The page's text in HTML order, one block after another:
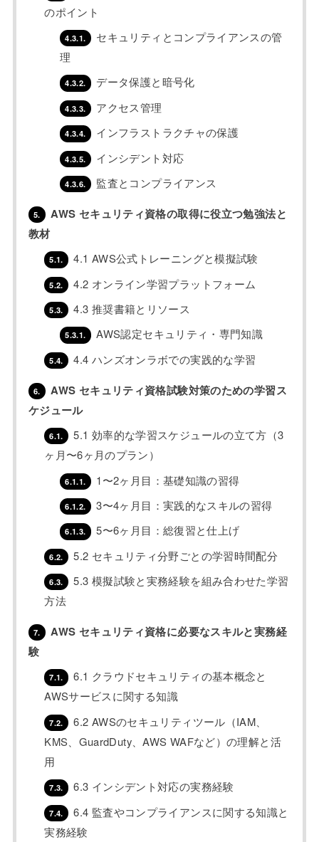
のポイント
4.3.1.
セキュリティとコンプライアンスの管
理
4.3.2. データ保護と暗号化
4.3.3. アクセス管理
4.3.4. インフラストラクチャの保護
4.3.5. インシデント対応
4.3.6. 監査とコンプライアンス
5.
AWS セキュリティ資格の取得に役立つ勉強法と
教材
5.1. 4.1 AWS公式トレーニングと模擬試験
5.2. 4.2 オンライン学習プラットフォーム
5.3. 4.3 推奨書籍とリソース
5.3.1. AWS認定セキュリティ・専門知識
5.4. 4.4 ハンズオンラボでの実践的な学習
6.
AWS セキュリティ資格試験対策のための学習ス
ケジュール
6.1.
5.1 効率的な学習スケジュールの立て方（3
ヶ月〜6ヶ月のプラン）
6.1.1. 1〜2ヶ月目：基礎知識の習得
6.1.2. 3〜4ヶ月目：実践的なスキルの習得
6.1.3. 5〜6ヶ月目：総復習と仕上げ
6.2. 5.2 セキュリティ分野ごとの学習時間配分
6.3.
5.3 模擬試験と実務経験を組み合わせた学習
方法
7.
AWS セキュリティ資格に必要なスキルと実務経
験
7.1.
6.1 クラウドセキュリティの基本概念と
AWSサービスに関する知識
7.2.
6.2 AWSのセキュリティツール（IAM、
KMS、GuardDuty、AWS WAFなど）の理解と活
用
7.3. 6.3 インシデント対応の実務経験
7.4.
6.4 監査やコンプライアンスに関する知識と
実務経験